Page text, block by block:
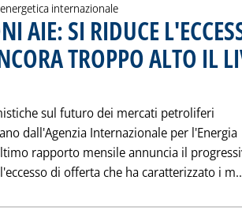
internazionale
AIE: SI RIDUCE
TROPPO ALTO IL
sul futuro dei mercati petroliferi
dall'Agenzia Internazionale per l'Energia
rapporto mensile annuncia il
di offerta che ha caratterizzato i